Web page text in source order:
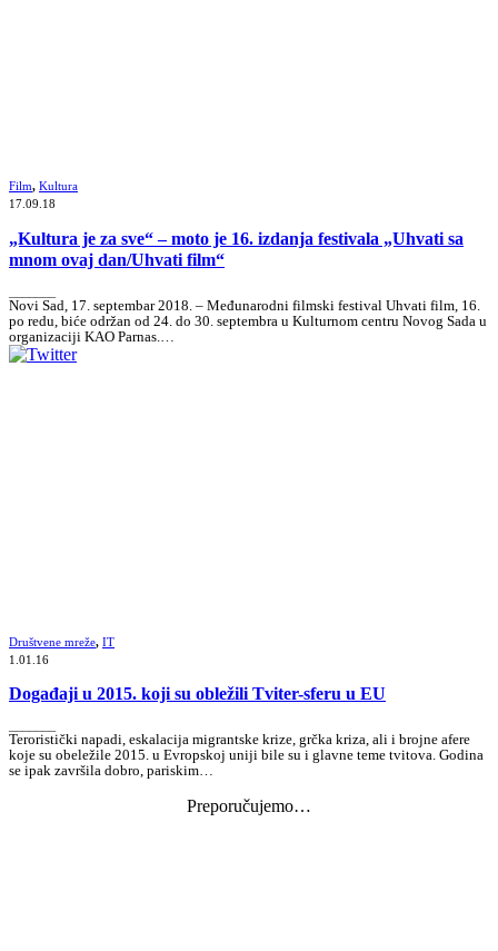
Film, Kultura
17.09.18
„Kultura je za sve“ – moto je 16. izdanja festivala „Uhvati sa
mnom ovaj dan/Uhvati film“
Novi Sad, 17. septembar 2018. – Međunarodni filmski festival Uhvati film, 16.
po redu, biće održan od 24. do 30. septembra u Kulturnom centru Novog Sada u
organizaciji KAO Parnas.…
Društvene mreže, IT
1.01.16
Događaji u 2015. koji su obležili Tviter-sferu u EU
Teroristički napadi, eskalacija migrantske krize, grčka kriza, ali i brojne afere
koje su obeležile 2015. u Evropskoj uniji bile su i glavne teme tvitova. Godina
se ipak završila dobro, pariskim…
Preporučujemo…